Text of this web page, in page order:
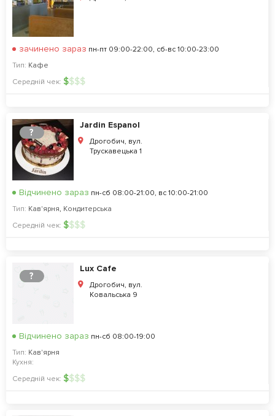
зачинено зараз пн-пт 09:00-22:00, сб-вс 10:00-23:00
Тип: Кафе
Середній чек: $$$$
?
Jardin Espanol
Дрогобич, вул.
Трускавецька 1
Відчинено зараз пн-сб 08:00-21:00, вс 10:00-21:00
Тип: Кав'ярня, Кондитерська
Середній чек: $$$$
?
Lux Cafe
Дрогобич, вул.
Ковальська 9
Відчинено зараз пн-сб 08:00-19:00
Тип: Кав'ярня
Кухня:
Середній чек: $$$$